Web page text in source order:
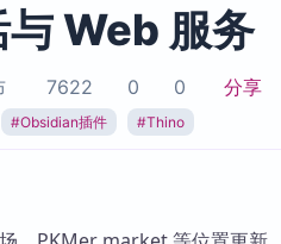
协作者
热门链接
速访问 Obsidian 官方
市场
服务
面
Web 服务
7622 0 0 分享
#Obsidian插件 #Thino